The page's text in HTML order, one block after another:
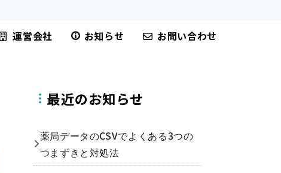
運営会社 お知らせ お問い合わせ
最近のお知らせ
薬局データのCSVでよくある3つの
つまずきと対処法